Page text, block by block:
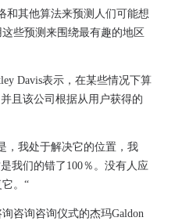
和其他算法来预测人们可能想
些预测来围绕最有趣的地区
Davis表示，在某些情况下算
且该公司根据从用户获得的
，我处于解决它的位置，我
我们的错了100％。没有人应
。“
咨询咨询仪式的杰玛Galdon